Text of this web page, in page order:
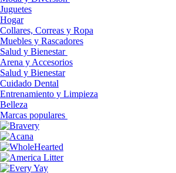
Juguetes
Hogar
Collares, Correas y Ropa
Muebles y Rascadores
Salud y Bienestar
Arena y Accesorios
Salud y Bienestar
Cuidado Dental
Entrenamiento y Limpieza
Belleza
Marcas populares